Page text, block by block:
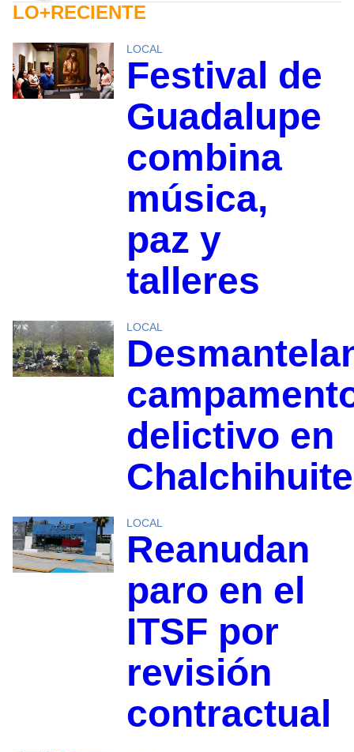
LO+RECIENTE
LOCAL
Festival de
Guadalupe
combina
música,
paz y
talleres
LOCAL
delictivo en
LOCAL
Reanudan
paro en el
ITSF por
revisión
contractual